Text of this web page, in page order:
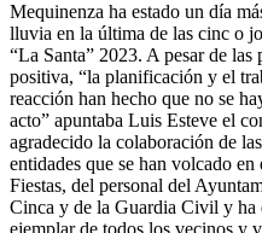
Mequinenza ha estado un día
lluvia en la última de las cinc o
“La Santa” 2023. A pesar de
positiva, “la planificación y el
reacción han hecho que no se
acto” apuntaba Luis Esteve el
agradecido la colaboración de
entidades que se han volcado
Fiestas, del personal del
Cinca y de la Guardia Civil y ha